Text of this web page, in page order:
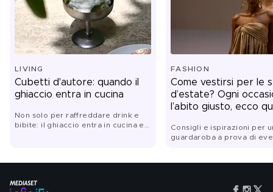
LIVING
Cubetti d'autore: quando il
ghiaccio entra in cucina
Non solo per raffreddare drink e
bibite: il ghiaccio entra in cucina e
trasformano nell'alleato più
FASHION
Come vestirsi per le
d’estate? Ogni
l’abito giusto, ecco
Consigli e ispirazioni per
guardaroba a prova di